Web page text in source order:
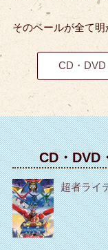
そのベールが全て明
CD・
CD・DVD
超者ライ